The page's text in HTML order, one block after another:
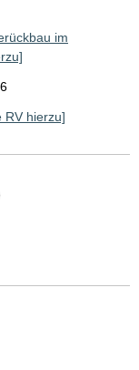
im
RV hierzu]